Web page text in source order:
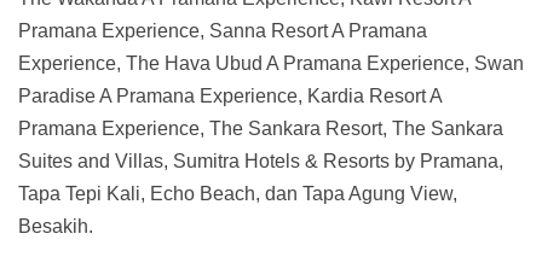
Pramana Experience, Sanna Resort A Pramana
Experience, The Hava Ubud A Pramana Experience, Swan
Paradise A Pramana Experience, Kardia Resort A
Pramana Experience, The Sankara Resort, The Sankara
Suites and Villas, Sumitra Hotels & Resorts by Pramana,
Tapa Tepi Kali, Echo Beach, dan Tapa Agung View,
Besakih.